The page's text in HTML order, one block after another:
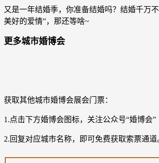
又是一年结婚季，你准备结婚吗？结婚千万
美好的爱情”，那还等啥~
更多城市婚博会
获取其他城市婚博会展会门票：
1.点击下方婚博会图标，关注公众号“婚博会”
2.回复对应城市名称，即可免费获取索票通